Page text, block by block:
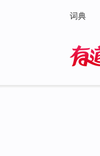
词典